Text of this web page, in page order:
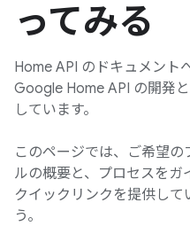
ってみる
Home API のドキュメント
Google Home API の開発
しています。
このページでは、ご希望
ルの概要と、プロセスを
クイックリンクを提供して
う。